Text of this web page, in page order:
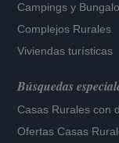
Campings y
Complejos Rurales
Viviendas turísticas
Búsquedas
Casas Rurales con
Ofertas Casas